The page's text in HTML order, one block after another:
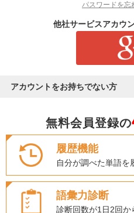
パスワードを忘
他社サービスアカウ
アカウントをお持ちでない方
無料会員登録の
履歴機能
自分が調べた単語を
語彙力診断
診断回数が1日2回か